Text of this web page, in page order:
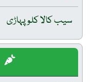
سیب کالا کلو پہاڑی